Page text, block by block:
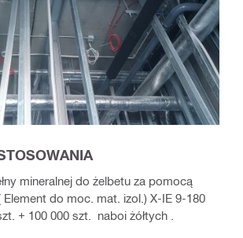
mineralnej do żelbetu za pomocą
Element do moc. mat. izol.) X-IE 9-180
+ 100 000 szt. naboi żółtych .